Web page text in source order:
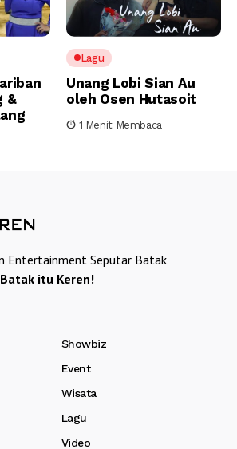
&
Lagu
Unang Lobi Sian Au
oleh Osen Hutasoit
1 Menit Membaca
Entertainment Seputar Batak
Batak itu Keren!
Showbiz
Event
Wisata
Lagu
Video